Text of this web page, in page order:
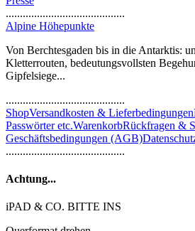
..........................................
Alpine Höhepunkte
Von Berchtesgaden bis in die Antarktis:
Kletterrouten, bedeutungsvollsten
Gipfelsiege...
..........................................
ShopVersandkosten & Lieferbedingungen
Passwörter etc.WarenkorbRückfragen &
Geschäftsbedingungen (AGB)
..........................................
Achtung...
iPAD & CO. BITTE INS